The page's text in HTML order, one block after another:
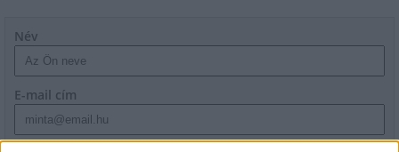
Név
E-mail cím